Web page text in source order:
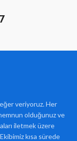
veriyoruz. Her
olduğunuz ve
iletmek üzere
kısa sürede